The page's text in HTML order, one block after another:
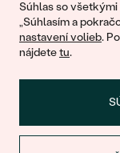
Súhlas so
„Súhlasím a
nastavení volieb.
nájdetetu.
© 2011 - 2026, Eppi.sk